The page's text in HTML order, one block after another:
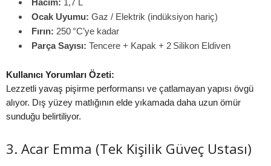
Ocak Uyumu: Gaz / Elektrik (indüksiyon hariç)
Fırın: 250 °C’ye kadar
Parça Sayısı: Tencere + Kapak + 2 Silikon Eldiven
Kullanıcı Yorumları Özeti:
Lezzetli yavaş pişirme performansı ve çatlamayan yapısı övgü
alıyor. Dış yüzey matlığının elde yıkamada daha uzun ömür
sunduğu belirtiliyor.
3. Acar Emma (Tek Kişilik Güveç Ustası)